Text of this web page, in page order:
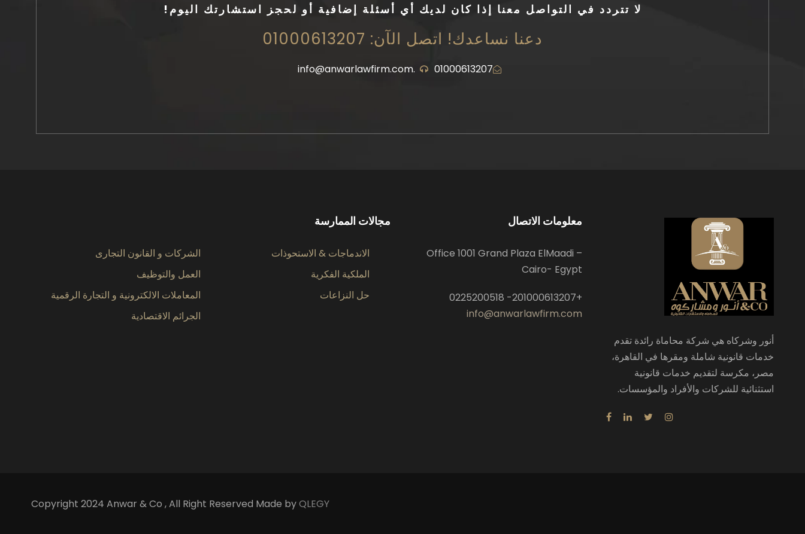
لا تتردد في التواصل معنا إذا كان لديك أي أسئلة إضافية أو لحجز استشارتك اليوم!
دعنا نساعدك! اتصل الآن: 01000613207
info@anwarlawfirm.com. 01000613207
أنور وشركاه هي شركة محاماة رائدة تقدم
خدمات قانونية شاملة ومقرها في القاهرة،
مصر، مكرسة لتقديم خدمات قانونية
استثنائية للشركات والأفراد والمؤسسات.
معلومات الاتصال
Office 1001 Grand Plaza ElMaadi –
Cairo- Egypt
+201000613207- 0225200518
info@anwarlawfirm.com
مجالات الممارسة
الشركات و القانون التجارى
الاندماجات & الاستحوذات
العمل والتوظيف
الملكية الفكرية
المعاملات الالكترونية و التجارة الرقمية
حل النزاعات
الجرائم الاقتصادية
Copyright 2024 Anwar & Co , All Right Reserved Made byQLEGY